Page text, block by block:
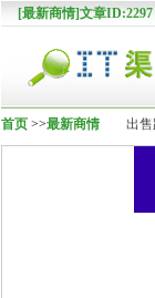
[最新商情]文章
首页 >>最新商情 出